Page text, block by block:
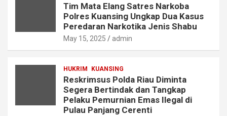
Tim Mata Elang Satres Narkoba
Polres Kuansing Ungkap Dua Kasus
Peredaran Narkotika Jenis Shabu
May 15, 2025 admin
HUKRIM KUANSING
Reskrimsus Polda Riau Diminta
Segera Bertindak dan Tangkap
Pelaku Pemurnian Emas Ilegal di
Pulau Panjang Cerenti